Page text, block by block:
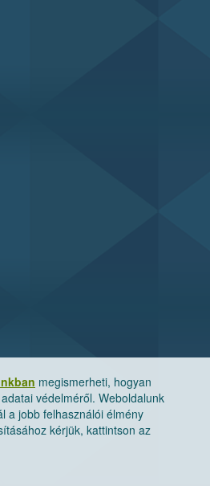
megismerheti, hogyan
védelméről. Weboldalunk
a jobb felhasználói élmény
kérjük, kattintson az